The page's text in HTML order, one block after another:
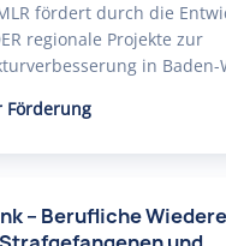
fördert durch die
regionale Projekte zur
in
Förderung
– Berufliche